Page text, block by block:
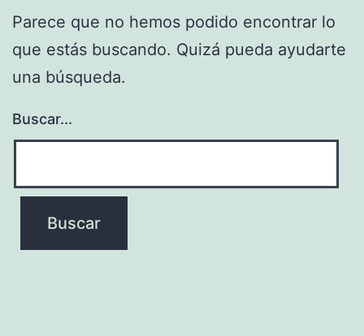
Parece que no hemos podido encontrar lo
que estás buscando. Quizá pueda ayudarte
una búsqueda.
Buscar...